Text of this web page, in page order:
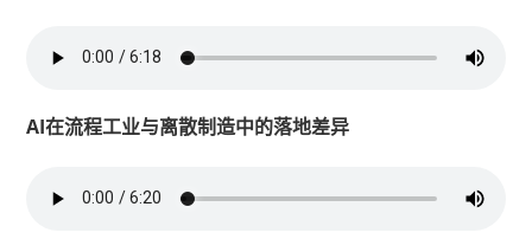
AI在流程工业与离散制造中的落地差异